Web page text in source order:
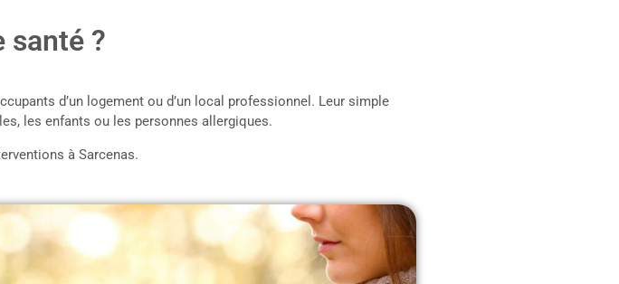
santé ?
d’un logement ou d’un local professionnel. Leur simple
les enfants ou les personnes allergiques.
à Sarcenas.